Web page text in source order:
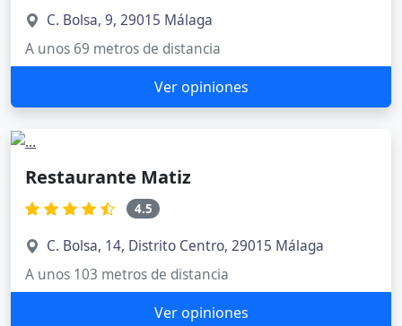
C. Bolsa, 9, 29015 Málaga
A unos 69 metros de distancia
Ver opiniones
Restaurante Matiz
4.5
C. Bolsa, 14, Distrito Centro, 29015 Málaga
A unos 103 metros de distancia
Ver opiniones